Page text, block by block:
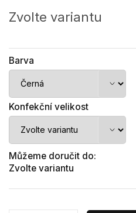
cena:
Zvolte variantu
Barva
Konfekční velikost
Můžeme doručit do:
Zvolte variantu